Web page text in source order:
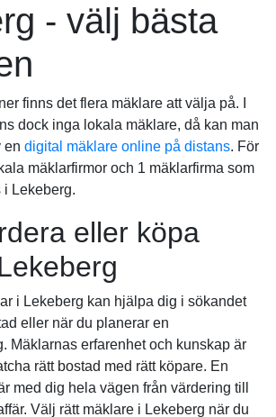
- välj bästa
finns det flera mäklare att välja på. I
dock inga lokala mäklare, då kan man
en digital mäklare online på distans. För
mäklarfirmor och 1 mäklarfirma som
i Lekeberg.
eller köpa
i Lekeberg kan hjälpa dig i sökandet
eller när du planerar en
Mäklarnas erfarenhet och kunskap är
rätt bostad med rätt köpare. En
med dig hela vägen från värdering till
Välj rätt mäklare i Lekeberg när du